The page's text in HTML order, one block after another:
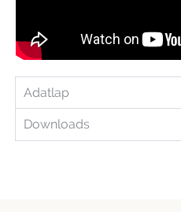
Adatlap
Downloads